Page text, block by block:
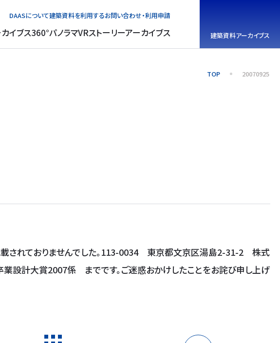
DAASについて建築資料を利用するお問い合わせ・利用申請
イブス360°パノラマVRストーリーアーカイブス 建築資料アーカイブス
TOP 20070925
載されておりませんでした。113-0034 東京都文京区湯島2-31-2 株式
計大賞2007係 までです。ご迷惑おかけしたことをお詫び申し上げ